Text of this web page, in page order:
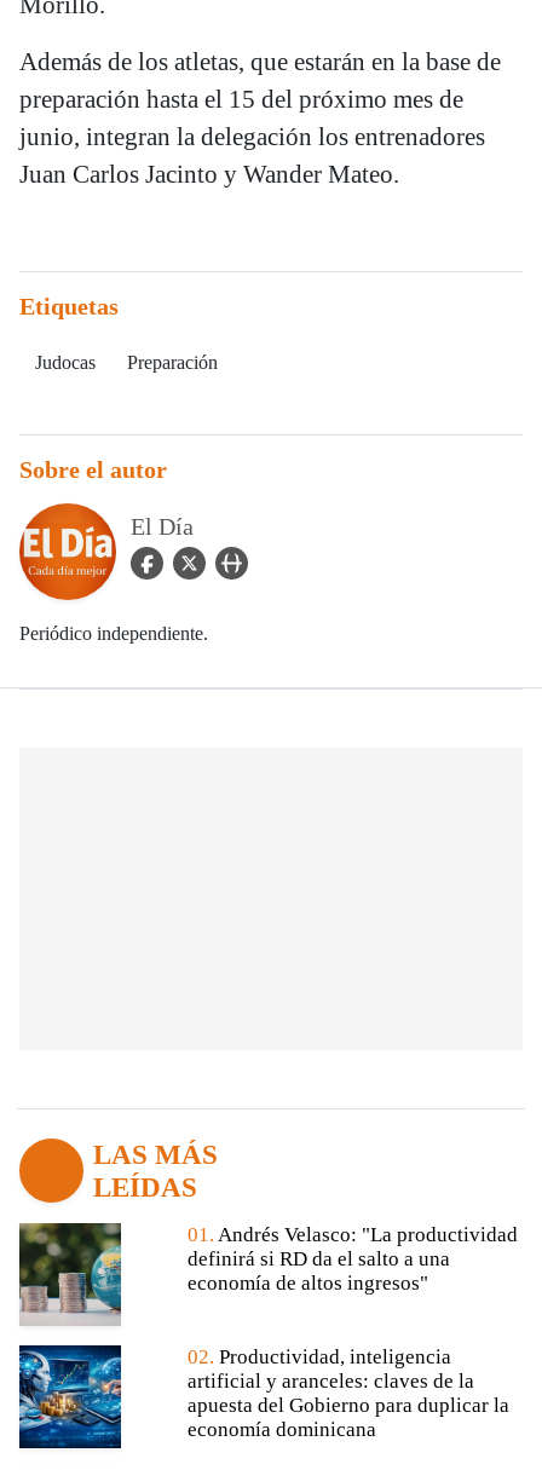
Además de los atletas, que estarán en la base de
preparación hasta el 15 del próximo mes de
junio, integran la delegación los entrenadores
Juan Carlos Jacinto y Wander Mateo.
Etiquetas
Judocas Preparación
Sobre el autor
El Día
facebook Icon
twitter Iconuser_url Icon
Periódico independiente.
LAS MÁS
LEÍDAS
01. Andrés Velasco: "La productividad
definirá si RD da el salto a una
economía de altos ingresos"
02. Productividad, inteligencia
artificial y aranceles: claves de la
apuesta del Gobierno para duplicar la
economía dominicana